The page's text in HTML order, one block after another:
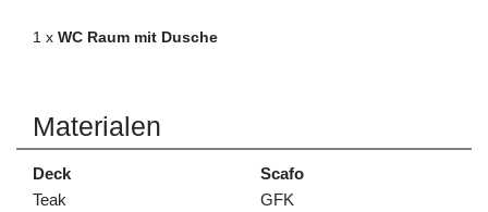
1 x WC Raum mit Dusche
Materialen
Deck
Teak
Scafo
GFK